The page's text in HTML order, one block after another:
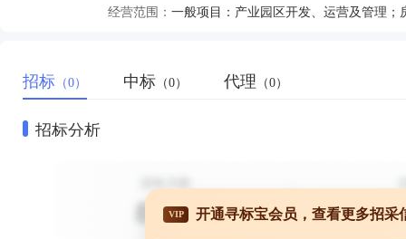
经营范围：
招标 （0） 中标 （0） 代理 （0）
招标分析
VIP 开通寻标宝会员，查看更多招采